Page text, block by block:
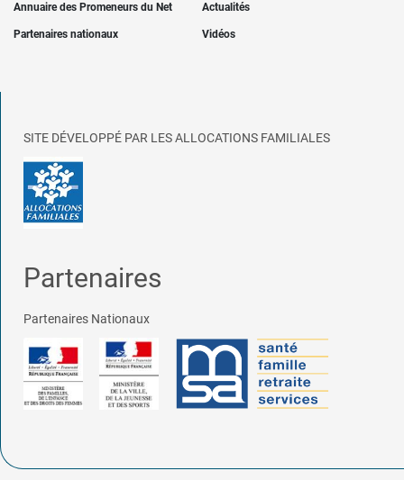
Annuaire des Promeneurs du Net Actualités
Partenaires nationaux Vidéos
SITE DÉVELOPPÉ PAR LES ALLOCATIONS FAMILIALES
Partenaires
Partenaires Nationaux